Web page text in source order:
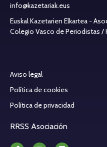
info@kazetariak.eus
Euskal Kazetarien Elkartea -
Colegio Vasco de Periodistas /
Aviso legal
Política de cookies
Política de privacidad
RRSS Asociación